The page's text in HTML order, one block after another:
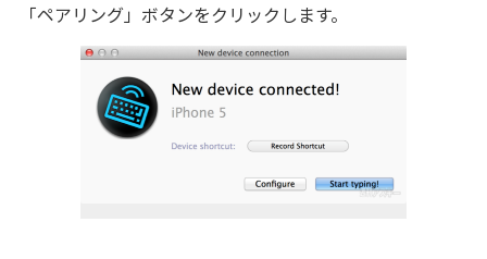
「ペアリング」ボタンをクリックします。